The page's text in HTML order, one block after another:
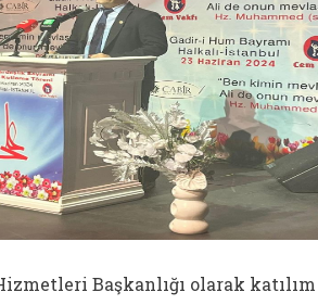
Başkanlığı olarak katılım